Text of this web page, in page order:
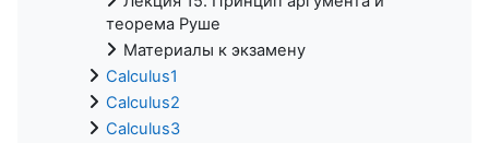
теорема Руше
Материалы к экзамену
Calculus1
Calculus2
Calculus3